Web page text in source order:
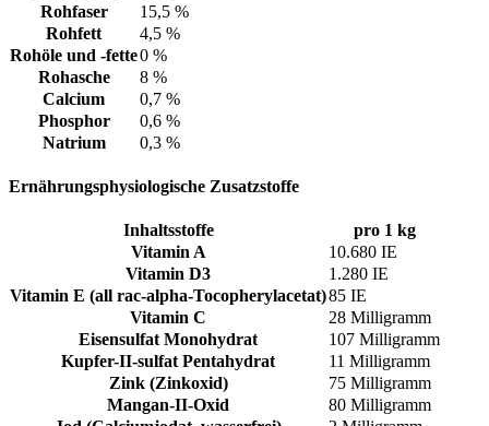
Rohfaser
15,5 %
Rohfett
4,5 %
Rohöle und -fette0 %
Rohasche
8 %
Calcium
0,7 %
Phosphor
0,6 %
Natrium
0,3 %
Ernährungsphysiologische Zusatzstoffe
Inhaltsstoffe
pro 1 kg
Vitamin A
10.680 IE
Vitamin D3
1.280 IE
Vitamin E (all rac-alpha-Tocopherylacetat)85 IE
Vitamin C
28 Milligramm
Eisensulfat Monohydrat
107 Milligramm
Kupfer-II-sulfat Pentahydrat
11 Milligramm
Zink (Zinkoxid)
75 Milligramm
Mangan-II-Oxid
80 Milligramm